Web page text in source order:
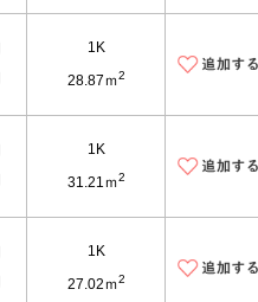
1K
28.87ｍ2
1K
31.21ｍ2
1K
27.02ｍ2